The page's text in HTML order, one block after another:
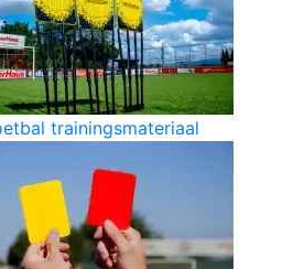
trainingsmateriaal